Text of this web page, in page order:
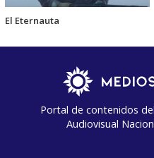
El Eternauta
Portal de contenidos
Audiovisual